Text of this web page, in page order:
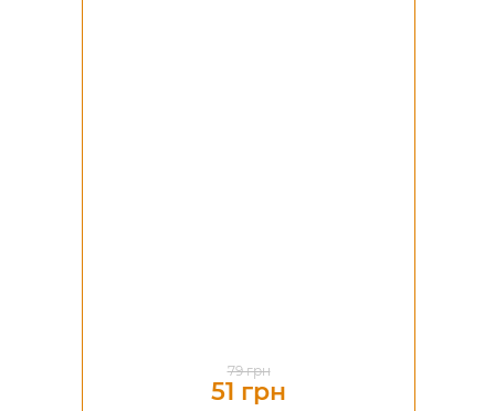
79 грн
51 грн